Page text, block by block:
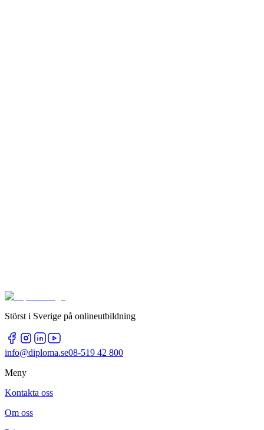
Störst i Sverige på onlineutbildning
info@diploma.se08-519 42 800
Meny
Kontakta oss
Om oss